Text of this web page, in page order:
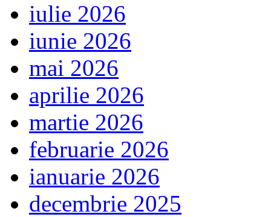
iulie 2026
iunie 2026
mai 2026
aprilie 2026
martie 2026
februarie 2026
ianuarie 2026
decembrie 2025